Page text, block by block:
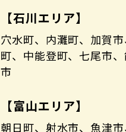
【石川エリア】
穴水町、内灘町、加賀
町、中能登町、七尾市
市
【富山エリア】
朝日町、射水市、魚津